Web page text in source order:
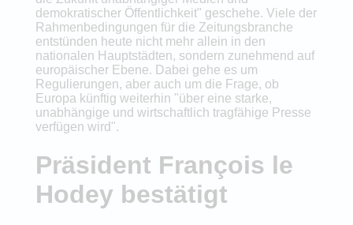
demokratischer Öffentlichkeit" geschehe. Viele der
Rahmenbedingungen für die Zeitungsbranche
entstünden heute nicht mehr allein in den
nationalen Hauptstädten, sondern zunehmend auf
europäischer Ebene. Dabei gehe es um
Regulierungen, aber auch um die Frage, ob
Europa künftig weiterhin "über eine starke,
unabhängige und wirtschaftlich tragfähige Presse
verfügen wird".
Präsident François le
Hodey bestätigt